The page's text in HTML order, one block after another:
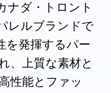
ナダ・トロント
レルブランドで
を発揮するパー
、上質な素材と
性能とファッ